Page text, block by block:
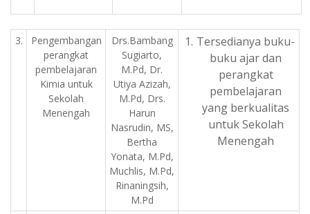
3.
Pengembangan
perangkat
pembelajaran
Kimia untuk
Sekolah
Menengah
Drs.Bambang
Sugiarto,
M.Pd, Dr.
Utiya Azizah,
M.Pd, Drs.
Harun
Nasrudin, MS,
Bertha
Yonata, M.Pd,
Muchlis, M.Pd,
Rinaningsih,
M.Pd
Tersedianya buku-
buku ajar dan
perangkat
pembelajaran
yang berkualitas
untuk Sekolah
Menengah